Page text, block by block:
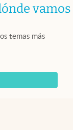
vamos
temas más